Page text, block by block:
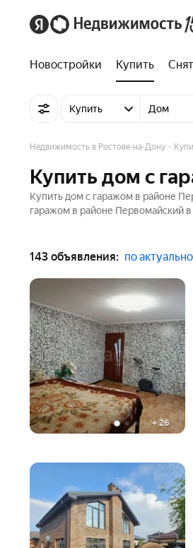
Новостройки Купить
Купить Дом
Недвижимость в Ростове-на-Дону
Купить дом с
Купить дом с гаражом в районе
гаражом в районе Первомайский
143 объявления: по
+26